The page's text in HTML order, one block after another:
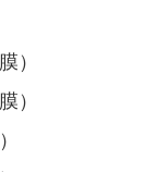
）
）